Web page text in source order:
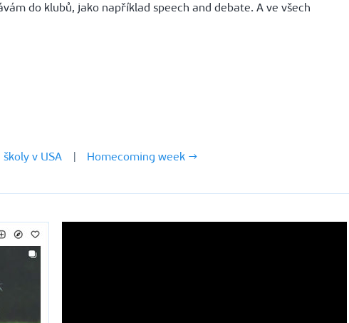
do klubů, jako například speech and debate. A ve všech
v USA | Homecoming week →